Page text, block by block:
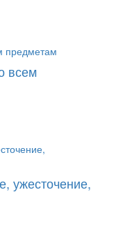
всем
ужесточение,